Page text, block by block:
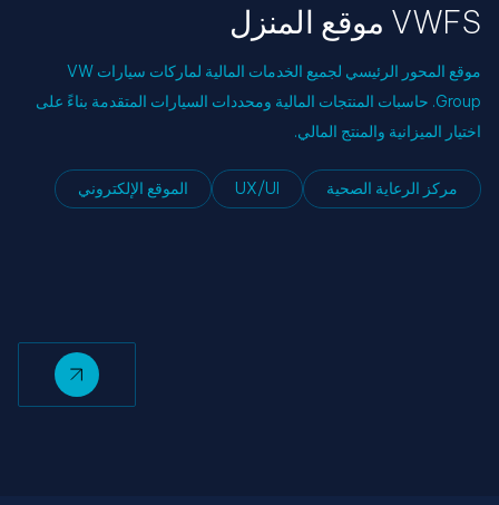
VWFS موقع المنزل
موقع المحور الرئيسي لجميع الخدمات المالية لماركات سيارات VW
Group. حاسبات المنتجات المالية ومحددات السيارات المتقدمة بناءً على
اختيار الميزانية والمنتج المالي.
مركز الرعاية الصحية UX/UI الموقع الإلكتروني